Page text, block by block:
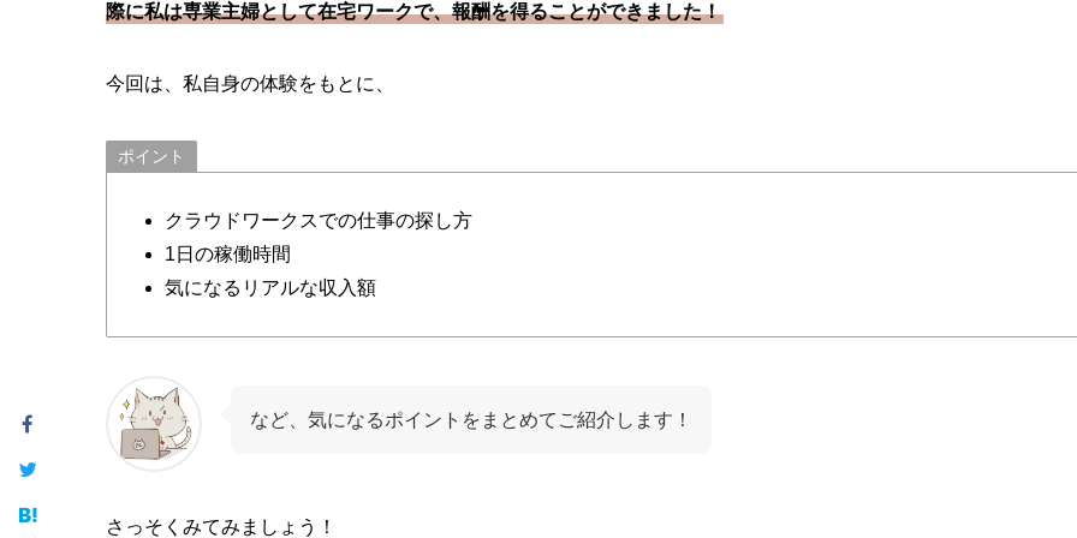
際に私は専業主婦として在宅ワークで、報酬を得ることができました！
今回は、私自身の体験をもとに、
ポイント
クラウドワークスでの仕事の探し方
1日の稼働時間
気になるリアルな収入額
など、気になるポイントをまとめてご紹介します！
さっそくみてみましょう！